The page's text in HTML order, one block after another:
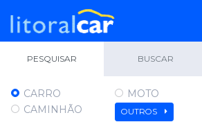
PESQUISAR BUSCAR
CARRO
MOTO
CAMINHÃO
OUTROS